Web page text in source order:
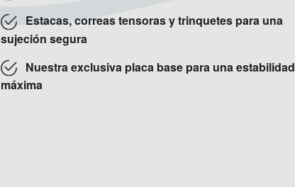
Estacas, correas tensoras y trinquetes para una
sujeción segura
Nuestra exclusiva placa base para una estabilidad
máxima